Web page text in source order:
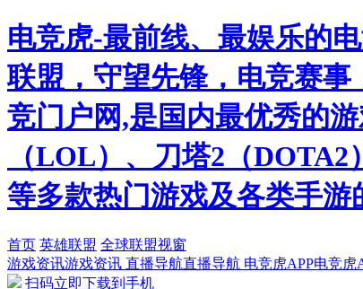
电竞虎-最前线、最娱乐的
联盟，守望先锋，电竞赛
竞门户网,是国内最优秀的
（LOL）、刀塔2（
等多款热门游戏及各类手游
首页 英雄联盟 全球联盟视窗
游戏资讯游戏资讯 直播导航直播导航 电竞虎APP电竞虎
扫码立即下载到手机